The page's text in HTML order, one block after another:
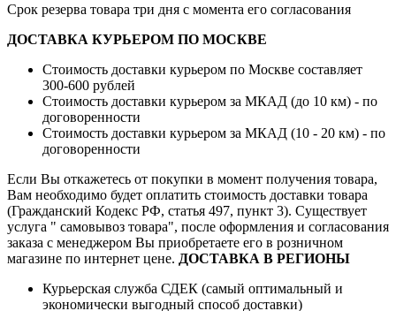
Срок резерва товара три дня с момента его согласования
ДОСТАВКА КУРЬЕРОМ ПО МОСКВЕ
Стоимость доставки курьером по Москве составляет
300-600 рублей
Стоимость доставки курьером за МКАД (до 10 км) - по
договоренности
Стоимость доставки курьером за МКАД (10 - 20 км) - по
договоренности
Если Вы откажетесь от покупки в момент получения товара,
Вам необходимо будет оплатить стоимость доставки товара
(Гражданский Кодекс РФ, статья 497, пункт 3). Существует
услуга " самовывоз товара", после оформления и согласования
заказа с менеджером Вы приобретаете его в розничном
магазине по интернет цене. ДОСТАВКА В РЕГИОНЫ
Курьерская служба СДЕК (самый оптимальный и
экономически выгодный способ доставки)